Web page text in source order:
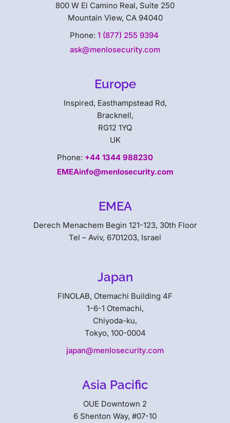
800 W El Camino Real, Suite 250
Mountain View, CA 94040
Phone: 1 (877) 255 9394
ask@menlosecurity.com
Europe
Inspired, Easthampstead Rd,
Bracknell,
RG12 1YQ
UK
Phone: +44 1344 988230
EMEAinfo@menlosecurity.com
EMEA
Derech Menachem Begin 121-123, 30th Floor
Tel – Aviv, 6701203, Israel
Japan
FINOLAB, Otemachi Building 4F
1-6-1 Otemachi,
Chiyoda-ku,
Tokyo, 100-0004
japan@menlosecurity.com
Asia Pacific
OUE Downtown 2
6 Shenton Way, #07-10